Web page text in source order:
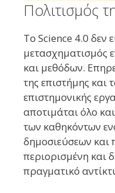
Πολιτισμός
Το Science 4.0 δεν
μετασχηματισμός
και μεθόδων.
της επιστήμης και
επιστημονικής
αποτιμάται όλο
των καθηκόντων
δημοσιεύσεων και
περιορισμένη και
πραγματικό